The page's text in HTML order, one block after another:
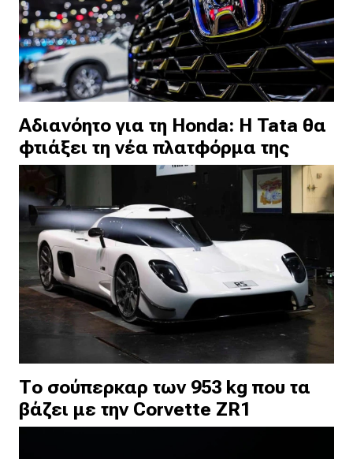
Αδιανόητο για τη Honda: Η Tata θα
φτιάξει τη νέα πλατφόρμα της
Το σούπερκαρ των 953 kg που τα
βάζει με την Corvette ZR1